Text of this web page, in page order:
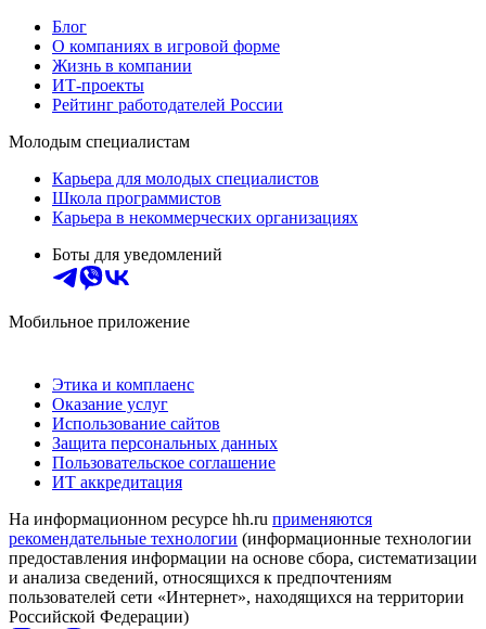
Блог
О компаниях в игровой форме
Жизнь в компании
ИТ-проекты
Рейтинг работодателей России
Молодым специалистам
Карьера для молодых специалистов
Школа программистов
Карьера в некоммерческих организациях
Боты для уведомлений
Мобильное приложение
Этика и комплаенс
Оказание услуг
Использование сайтов
Защита персональных данных
Пользовательское соглашение
ИТ аккредитация
На информационном ресурсе hh.ru применяются
рекомендательные технологии (информационные технологии
предоставления информации на основе сбора, систематизации
и анализа сведений, относящихся к предпочтениям
пользователей сети «Интернет», находящихся на территории
Российской Федерации)